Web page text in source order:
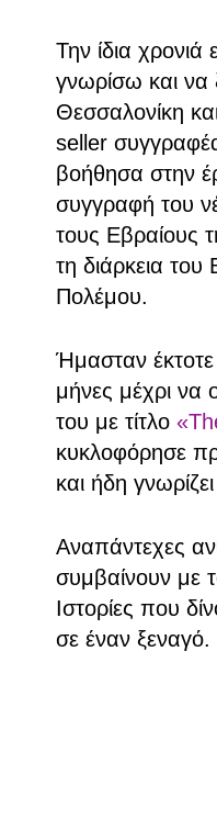
Την ίδια χρονιά
γνωρίσω και
Θεσσαλονίκη
seller
βοήθησα στην
συγγραφή του
τους Εβραίους
τη διάρκεια
Πολέμου.
Ήμασταν έκτοτε
μήνες μέχρι να
του με τίτλο
κυκλοφόρησε
και ήδη
Αναπάντεχες
συμβαίνουν με
Ιστορίες που
σε έναν ξεναγό.